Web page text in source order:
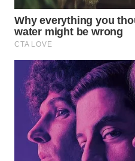
WAHANA
TANI
ADVOKAT
WAHANA
INFRASTRUKTUR
WAHANA
KONSUMEN